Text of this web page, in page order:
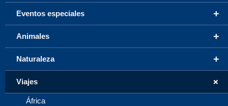
+
Eventos especiales
+
Animales
+
Naturaleza
+
Viajes
África